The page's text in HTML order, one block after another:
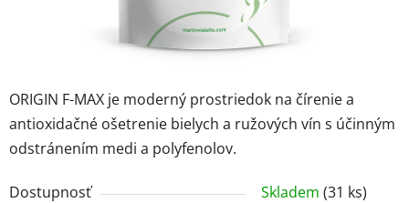
ORIGIN F-MAX je moderný prostriedok na čírenie a
antioxidačné ošetrenie bielych a ružových vín s účinným
odstránením medi a polyfenolov.
Dostupnosť Skladem (31 ks)